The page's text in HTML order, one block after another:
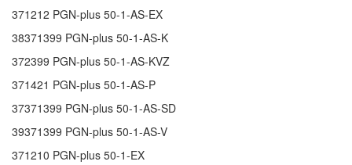
371212 PGN-plus 50-1-AS-EX
38371399 PGN-plus 50-1-AS-K
372399 PGN-plus 50-1-AS-KVZ
371421 PGN-plus 50-1-AS-P
37371399 PGN-plus 50-1-AS-SD
39371399 PGN-plus 50-1-AS-V
371210 PGN-plus 50-1-EX